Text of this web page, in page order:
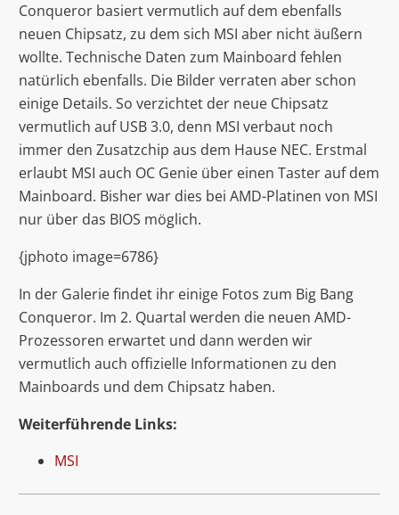
Conqueror basiert vermutlich auf dem ebenfalls
neuen Chipsatz, zu dem sich MSI aber nicht äußern
wollte. Technische Daten zum Mainboard fehlen
natürlich ebenfalls. Die Bilder verraten aber schon
einige Details. So verzichtet der neue Chipsatz
vermutlich auf USB 3.0, denn MSI verbaut noch
immer den Zusatzchip aus dem Hause NEC. Erstmal
erlaubt MSI auch OC Genie über einen Taster auf dem
Mainboard. Bisher war dies bei AMD-Platinen von MSI
nur über das BIOS möglich.
{jphoto image=6786}
In der Galerie findet ihr einige Fotos zum Big Bang
Conqueror. Im 2. Quartal werden die neuen AMD-
Prozessoren erwartet und dann werden wir
vermutlich auch offizielle Informationen zu den
Mainboards und dem Chipsatz haben.
Weiterführende Links:
MSI